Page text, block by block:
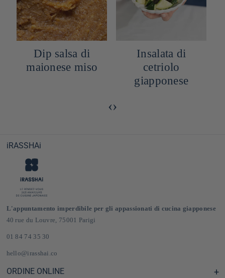
Dip salsa di
maionese miso
Insalata di
cetriolo
giapponese
‹›
iRASSHAi
L'appuntamento imperdibile per gli appassionati di cucina giapponese
40 rue du Louvre, 75001 Parigi
01 84 74 35 30
hello@irasshai.co
ORDINE ONLINE